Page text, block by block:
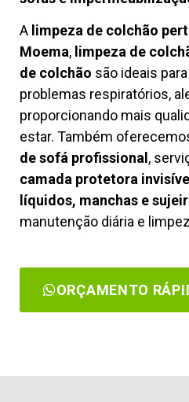
A limpeza de colchão
Moema, limpeza de
de colchão são ideais
problemas respiratórios,
proporcionando mais
estar. Também
de sofá profissional ,
camada protetora
líquidos, manchas e
manutenção diária e
ORÇAMENTO